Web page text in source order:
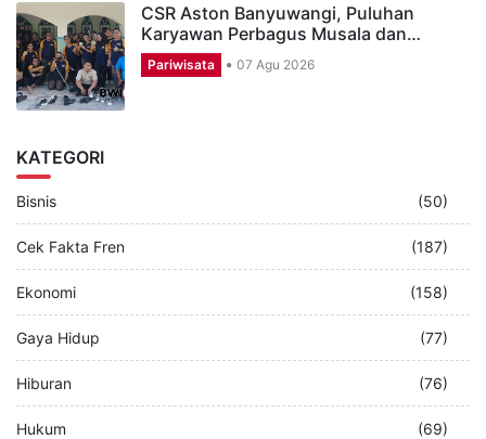
CSR Aston Banyuwangi, Puluhan
Karyawan Perbagus Musala dan…
Pariwisata 07 Agu 2026
KATEGORI
Bisnis (50)
Cek Fakta Fren (187)
Ekonomi (158)
Gaya Hidup (77)
Hiburan (76)
Hukum (69)